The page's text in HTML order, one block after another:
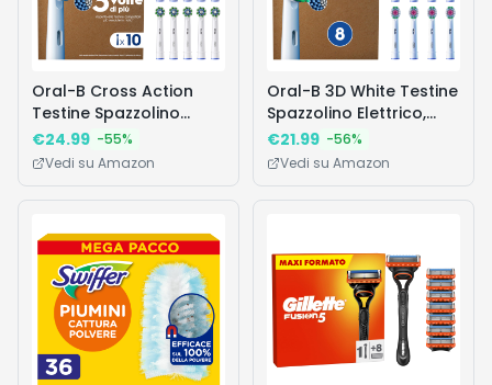
Oral-B Cross Action
Testine Spazzolino
Elettrico, Confezione da
10 Testine di Ricambio
Oral B, Setole Angolate
Dente per una Pulizia
Profonda
€24.99 -55%
Vedi su Amazon
Oral-B 3D White Testine
Spazzolino Elettrico,
Confezione da 8
Testine di Ricambio per
Oral B, Sbiancanti, Con
Rimuovere le Macchie
Superficiali
€21.99 -56%
Vedi su Amazon